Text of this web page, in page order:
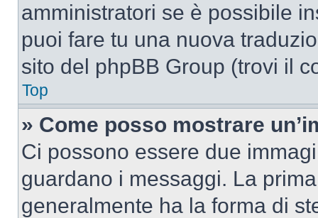
amministratori se è possibile
puoi fare tu una nuova
sito del phpBB Group (trovi il
Top
» Come posso mostrare
Ci possono essere due
guardano i messaggi. La
generalmente ha la forma di